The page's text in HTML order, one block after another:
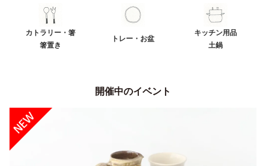
カトラリー・箸
箸置き
トレー・お盆
キッチン用品
土鍋
開催中のイベント